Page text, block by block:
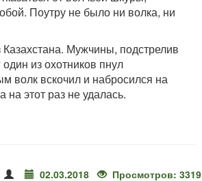
Поутру не было ни волка, ни
Мужчины, подстрелив
из охотников пнул
волк вскочил и набросился на
на этот раз не удалась.
02.03.2018 Просмотров: 3319